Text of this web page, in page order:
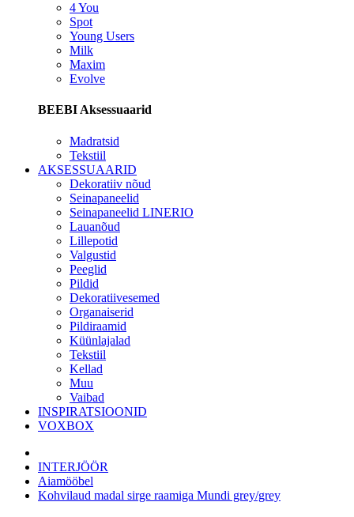
4 You
Spot
Young Users
Milk
Maxim
Evolve
BEEBI Aksessuaarid
Madratsid
Tekstiil
AKSESSUAARID
Dekoratiiv nõud
Seinapaneelid
Seinapaneelid LINERIO
Lauanõud
Lillepotid
Valgustid
Peeglid
Pildid
Dekoratiivesemed
Organaiserid
Pildiraamid
Küünlajalad
Tekstiil
Kellad
Muu
Vaibad
INSPIRATSIOONID
VOXBOX
INTERJÖÖR
Aiamööbel
Kohvilaud madal sirge raamiga Mundi grey/grey